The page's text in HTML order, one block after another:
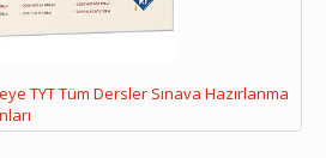
TYT Tüm Dersler Sınava Hazırlanma